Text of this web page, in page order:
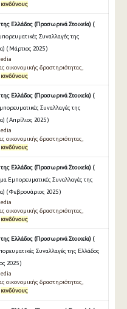
κινδύνους
Ελλάδος (Προσωρινά Στοιχεία) (
Συναλλαγές της
( Μάρτιος 2025 )
οικονομικής δραστηριότητας,
κινδύνους
Ελλάδος (Προσωρινά Στοιχεία) (
Συναλλαγές της
( Απρίλιος 2025 )
οικονομικής δραστηριότητας,
κινδύνους
Ελλάδος (Προσωρινά Στοιχεία) (
Εμπορευματικές Συναλλαγές της
( Φεβρουάριος 2025 )
οικονομικής δραστηριότητας,
κινδύνους
Ελλάδος (Προσωρινά Στοιχεία) (
Συναλλαγές της Ελλάδος
2025 )
οικονομικής δραστηριότητας,
κινδύνους